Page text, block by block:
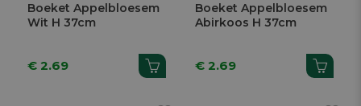
Boeket Appelbloesem
Wit H 37cm
€ 2.69
Boeket Appelbloesem
Abirkoos H 37cm
€ 2.69